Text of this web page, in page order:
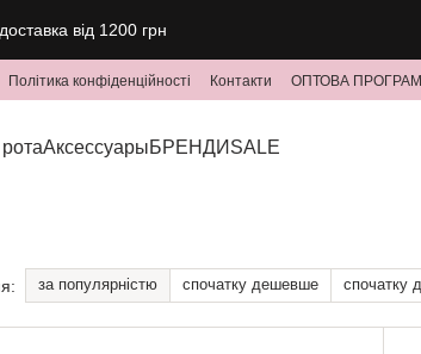
від 1200 грн
Політика конфіденційності Контакти ОПТОВА
АксессуарыБРЕНДИ SALE
за популярністю спочатку дешевше спочатку